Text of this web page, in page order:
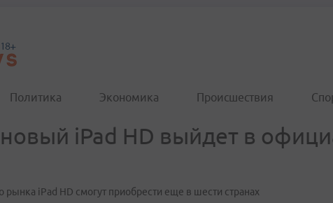
Политика Экономика Происшествия
iPad HD выйдет в
рынка iPad HD смогут приобрести еще в шести странах